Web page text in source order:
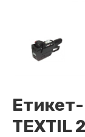
Етикет-
TEXTIL